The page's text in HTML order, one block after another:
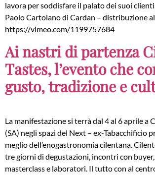
lavora per soddisfare il palato dei suoi
Paolo Cartolano di Cardan – distribuzione
https://vimeo.com/1199757684
Ai nastri di partenza
Tastes, l’evento che
gusto, tradizione e
La manifestazione si terrà dal 4 al 6 aprile a
(SA) negli spazi del Next – ex-Tabacchificio
meglio dell’enogastronomia cilentana.
tre giorni di degustazioni, incontri con
masterclass e laboratori. Il tutto con al